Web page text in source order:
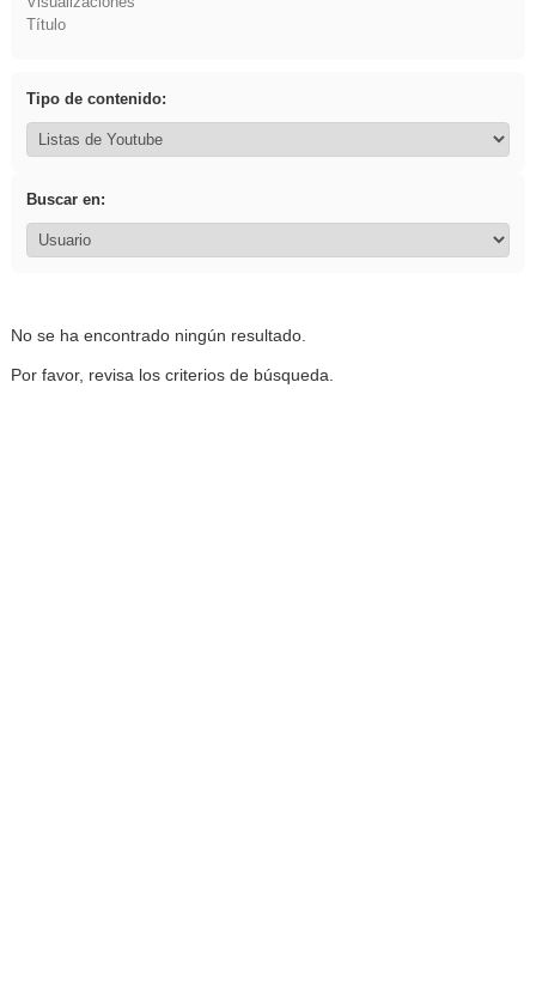
Título
Tipo de contenido:
Buscar en:
No se ha encontrado ningún resultado.
Por favor, revisa los criterios de búsqueda.